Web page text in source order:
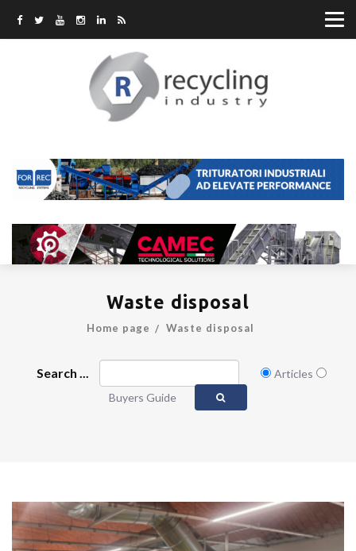
Waste disposal
Home page Waste disposal
Search ...
Articles
Buyers Guide